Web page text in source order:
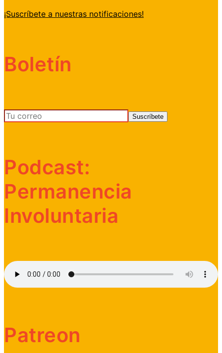
¡Suscríbete a nuestras notificaciones!
Boletín
Podcast:
Permanencia
Involuntaria
Patreon